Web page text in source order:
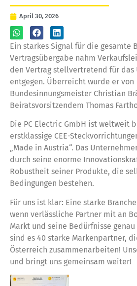
April 30, 2026
Ein starkes Signal für die gesamte
Vertragsübergabe nahm
den Vertrag stellvertretend für das
entgegen. Überreicht wurde er von
Bundesinnungsmeister Christian
Beiratsvorsitzendem Thomas
Die PC Electric GmbH ist weltweit
erstklassige CEE-
„Made in Austria“. Das
durch seine enorme
Robustheit seiner Produkte, die
Bedingungen bestehen.
Für uns ist klar: Eine starke
wenn verlässliche Partner mit an
Markt und seine Bedürfnisse
sind es 40 starke Markenpartner,
Österreich zusammenarbeiten!
und bringt uns gemeinsam weiter!